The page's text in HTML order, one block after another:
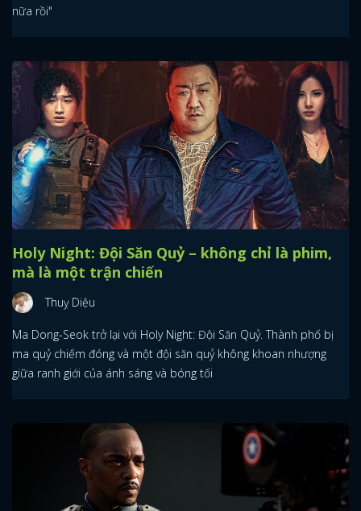
nữa rồi"
Holy Night: Đội Săn Quỷ – không chỉ là phim,
mà là một trận chiến
Thuỵ Diệu
Ma Dong-Seok trở lại với Holy Night: Đội Săn Quỷ. Thành phố bị
ma quỷ chiếm đóng và một đội săn quỷ không khoan nhượng
giữa ranh giới của ánh sáng và bóng tối